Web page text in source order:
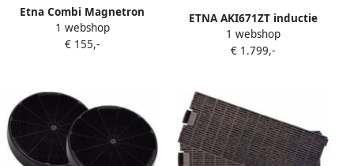
Etna Combi Magnetron
ECM153WIT |
Microgolfovens |
ECM153WIT
1 webshop
€ 155,-
ETNA AKI671ZT inductie
kookplaat met afzuiging 70
cm
1 webshop
€ 1.799,-